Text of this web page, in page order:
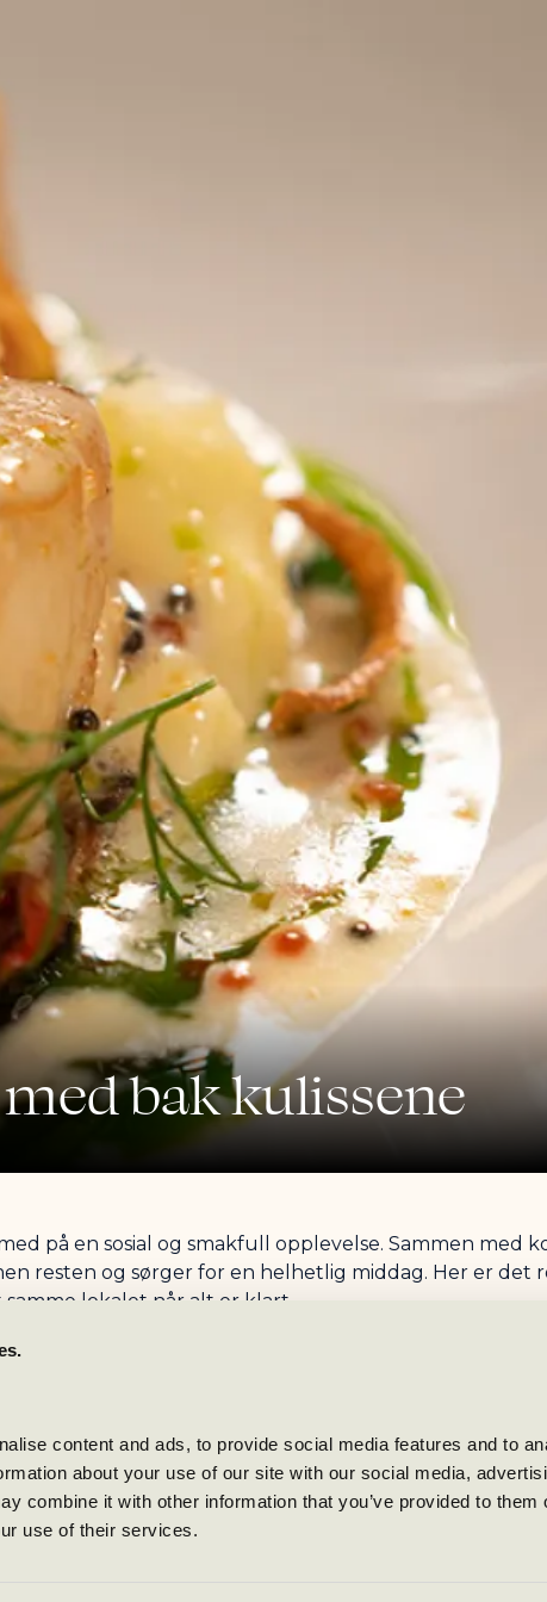
content and ads, to provide social media features and to
about your use of our site with our social media,
combine it with other information that you’ve provided to them
use of their services.
bak kulissene
på en sosial og smakfull opplevelse. Sammen med
resten og sørger for en helhetlig middag. Her er
lokalet når alt er klart.
per person